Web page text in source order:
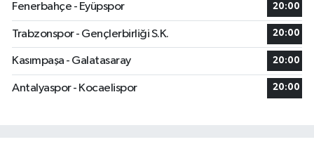
Fenerbahçe - Eyüpspor 20:00
Trabzonspor - Gençlerbirliği S.K. 20:00
Kasımpaşa - Galatasaray 20:00
Antalyaspor - Kocaelispor 20:00